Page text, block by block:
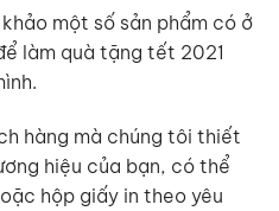
một số sản phẩm có ở
làm quà tặng tết 2021
hàng mà chúng tôi thiết
hiệu của bạn, có thể
hộp giấy in theo yêu